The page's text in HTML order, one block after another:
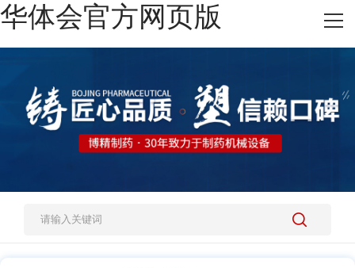
华体会官方网页版
网站华体会官方网页版
施工案例
人才招聘